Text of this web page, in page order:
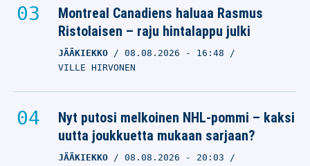
Montreal Canadiens haluaa Rasmus
Ristolaisen – raju hintalappu julki
JÄÄKIEKKO 08.08.2026 - 16:48
VILLE HIRVONEN
Nyt putosi melkoinen NHL-pommi – kaksi
uutta joukkuetta mukaan sarjaan?
JÄÄKIEKKO 08.08.2026 - 20:03